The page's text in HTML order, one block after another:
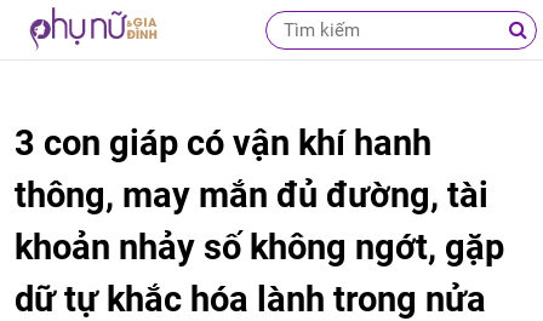
3 con giáp có vận khí hanh
thông, may mắn đủ đường, tài
khoản nhảy số không ngớt, gặp
dữ tự khắc hóa lành trong nửa